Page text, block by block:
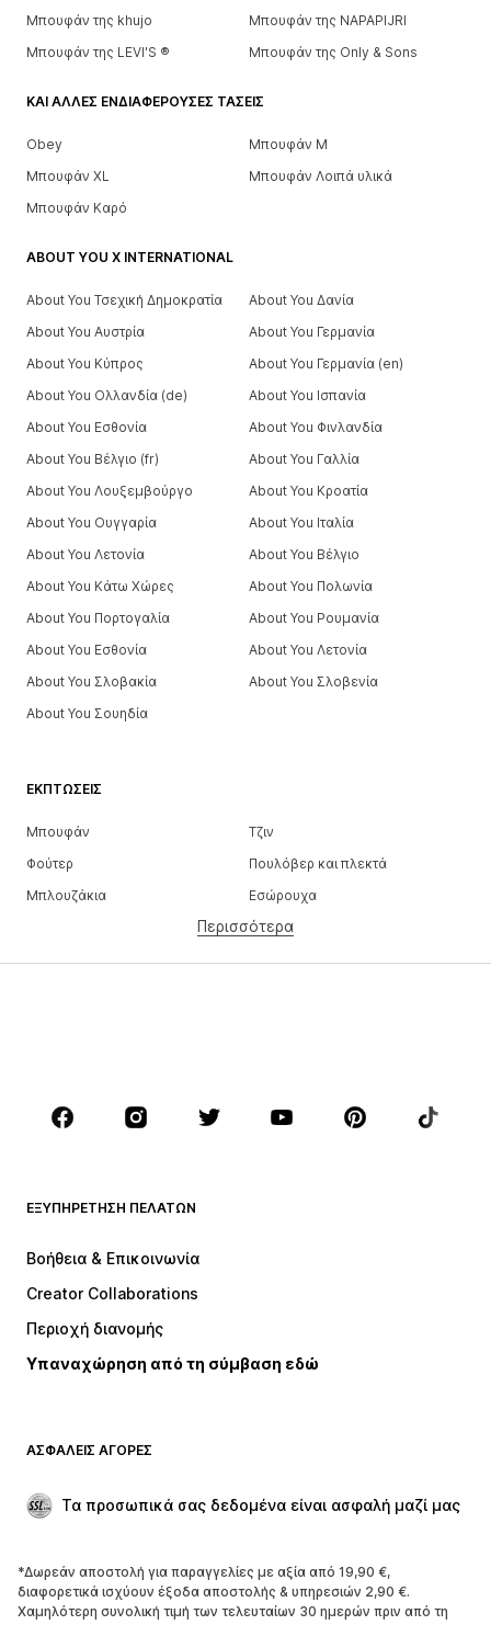
ΕΚΠΤΏΣΕΙΣ
Μπουφάν
Τζιν
Φούτερ
Πουλόβερ και πλεκτά
Μπλουζάκια
Εσώρουχα
Πουκάμισα
ΡΟΎΧΑ
Μπουφάν
Μαγιό
Περιστάσεις
Aποκλειστικά
ΠΑΠΟΎΤΣΙΑ
ΝΕΑ
Ανοικτά παπούτσια
Aποκλειστικά
Περισσότερα
ΕΞΥΠΗΡΈΤΗΣΗ ΠΕΛΑΤΏΝ
Βοήθεια & Επικοινωνία
Creator Collaborations
Περιοχή διανομής
Υπαναχώρηση από τη σύμβαση εδώ
ΑΣΦΑΛΕΊΣ ΑΓΟΡΈΣ
Τα προσωπικά σας δεδομένα είναι ασφαλή μαζί μας
*Δωρεάν αποστολή για παραγγελίες με αξία από 19,90 €,
διαφορετικά ισχύουν έξοδα αποστολής & υπηρεσιών 2,90 €.
Χαμηλότερη συνολική τιμή των τελευταίων 30 ημερών πριν από τη
Μπουφάν της khujo
Μπουφάν της NAPAPIJRI
Μπουφάν της LEVI'S ®
Μπουφάν της Only & Sons
ΚΑΙ ΆΛΛΕΣ ΕΝΔΙΑΦΈΡΟΥΣΕΣ ΤΆΣΕΙΣ
Obey
Μπουφάν M
Μπουφάν XL
Μπουφάν Λοιπά υλικά
Μπουφάν Καρό
ABOUT YOU X INTERNATIONAL
About You Τσεχική Δημοκρατία
About You Δανία
About You Αυστρία
About You Γερμανία
About You Κύπρος
About You Γερμανία (en)
About You Ολλανδία (de)
About You Ισπανία
About You Εσθονία
About You Φινλανδία
About You Βέλγιο (fr)
About You Γαλλία
About You Λουξεμβούργο
About You Κροατία
About You Ουγγαρία
About You Ιταλία
About You Λετονία
About You Βέλγιο
About You Κάτω Χώρες
About You Πολωνία
About You Πορτογαλία
About You Ρουμανία
About You Εσθονία
About You Λετονία
About You Σλοβακία
About You Σλοβενία
About You Σουηδία